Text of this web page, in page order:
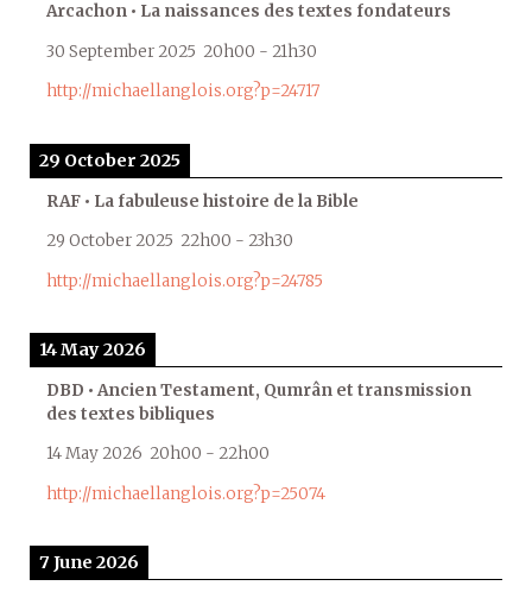
Arcachon • La naissances des textes fondateurs
30 September 2025 20h00 - 21h30
http://michaellanglois.org?p=24717
29 October 2025
RAF • La fabuleuse histoire de la Bible
29 October 2025 22h00 - 23h30
http://michaellanglois.org?p=24785
14 May 2026
DBD • Ancien Testament, Qumrân et transmission
des textes bibliques
14 May 2026 20h00 - 22h00
http://michaellanglois.org?p=25074
7 June 2026